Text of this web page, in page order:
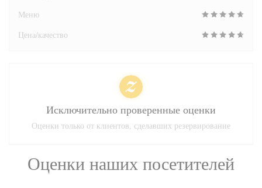
Оценки наших посетителей
Меню
Цена/качество
Исключительно проверенные оценки
Оценки только от клиентов, сделавших резервирование